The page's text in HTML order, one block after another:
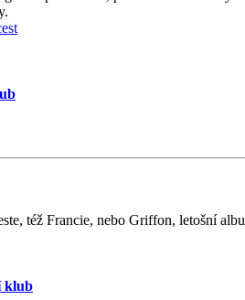
též Francie, nebo Griffon, letošní
klub